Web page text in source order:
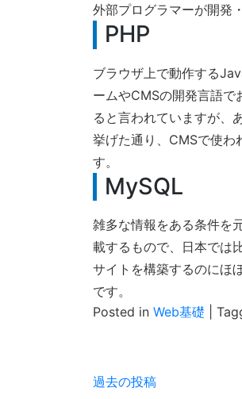
外部プログラマーが開発
PHP
ブラウザ上で動作する
ームやCMSの開発言語で
ると言われていますが、
挙げた通り、CMSで使わ
す。
MySQL
雑多な情報をある条件を
載するもので、日本では
サイトを構築するのにほ
です。
Posted in Web基礎
投
過去の投稿